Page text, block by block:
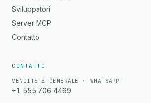
Sviluppatori
Server MCP
Contatto
CONTATTO
VENDITE E GENERALE · WHATSAPP
+1 555 706 4469